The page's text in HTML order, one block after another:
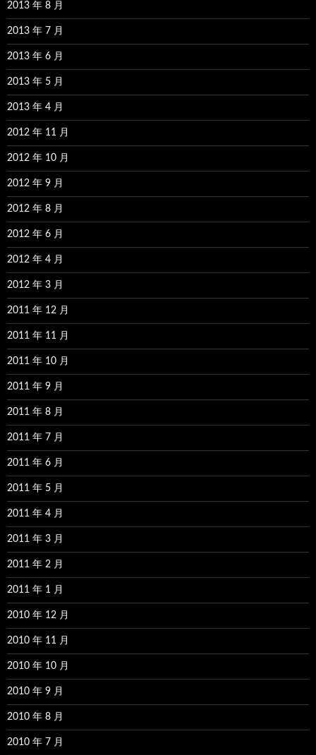
2013 年 8 月
2013 年 7 月
2013 年 6 月
2013 年 5 月
2013 年 4 月
2012 年 11 月
2012 年 10 月
2012 年 9 月
2012 年 8 月
2012 年 6 月
2012 年 4 月
2012 年 3 月
2011 年 12 月
2011 年 11 月
2011 年 10 月
2011 年 9 月
2011 年 8 月
2011 年 7 月
2011 年 6 月
2011 年 5 月
2011 年 4 月
2011 年 3 月
2011 年 2 月
2011 年 1 月
2010 年 12 月
2010 年 11 月
2010 年 10 月
2010 年 9 月
2010 年 8 月
2010 年 7 月